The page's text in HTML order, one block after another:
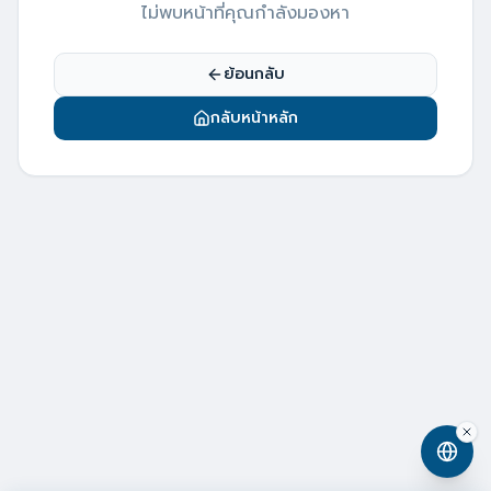
ไม่พบหน้าที่คุณกำลังมองหา
ย้อนกลับ
กลับหน้าหลัก